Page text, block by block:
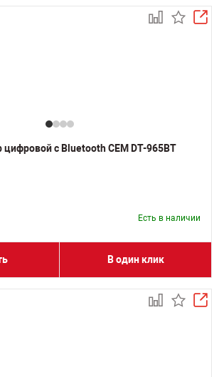
цифровой с Bluetooth CEM DT-965BT
Есть в наличии
В один клик